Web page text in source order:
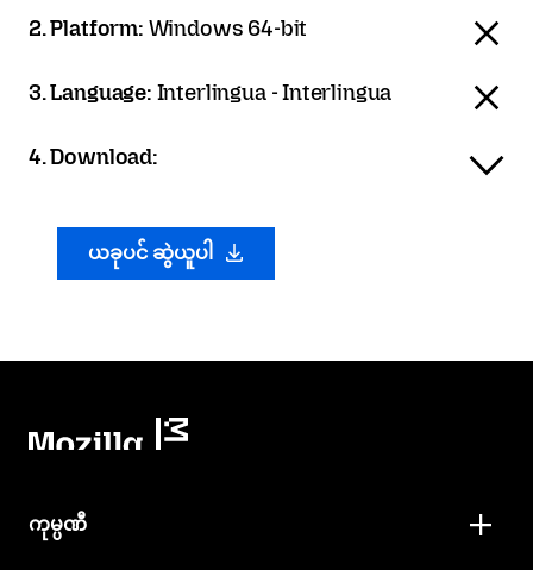
2. Platform: Windows 64-bit
3. Language: Interlingua - Interlingua
4. Download:
ယခုပင် ဆွဲယူပါ
ကုမ္ပဏီ